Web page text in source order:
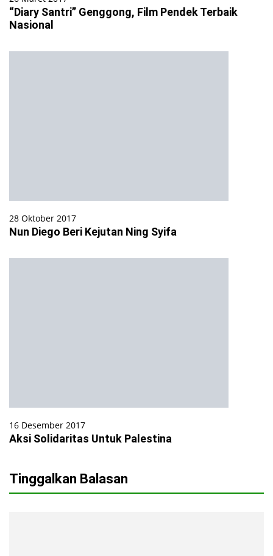
“Diary Santri” Genggong, Film Pendek Terbaik
Nasional
28 Oktober 2017
Nun Diego Beri Kejutan Ning Syifa
16 Desember 2017
Aksi Solidaritas Untuk Palestina
Tinggalkan Balasan